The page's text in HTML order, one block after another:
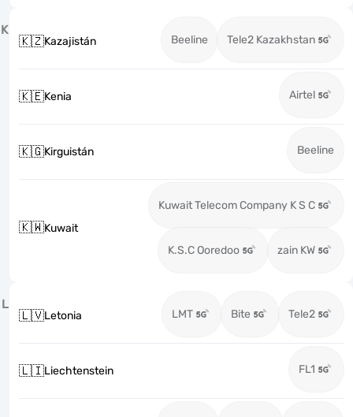
K
🇰🇿Kazajistán Beeline Tele2 Kazakhstan
🇰🇪Kenia Airtel
🇰🇬Kirguistán Beeline
🇰🇼Kuwait
Kuwait Telecom Company K S C
K.S.C Ooredoo zain KW
L
🇱🇻Letonia LMT Bite Tele2
🇱🇮Liechtenstein FL1